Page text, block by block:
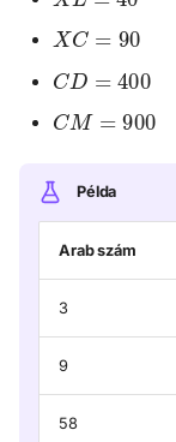
Példa
Arab szám
3
9
58